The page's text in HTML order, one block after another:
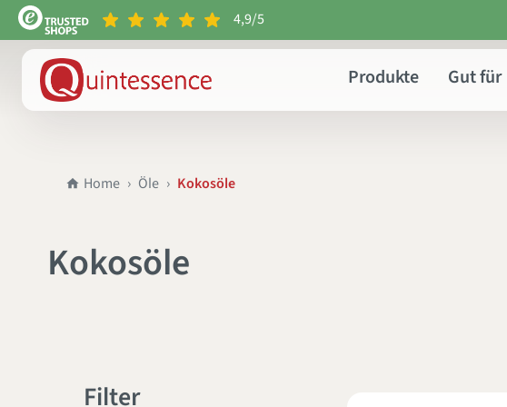
springen Zur Hauptnavigation springen
4,9/5
Produkte Gut für
Home Öle Kokosöle
Kokosöle
Filter